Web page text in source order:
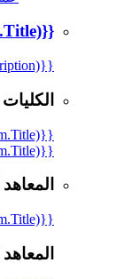
{{mmc.getCurrentTranslation(item.Title)}}
{{mmc.getCurrentTranslation(item.Description)}}
{{mmc.getCurrentTranslation(item.Title)}}
{{mmc.getCurrentTranslation(item.Title)}}
{{mmc.getCurrentTranslation(item.Title)}}